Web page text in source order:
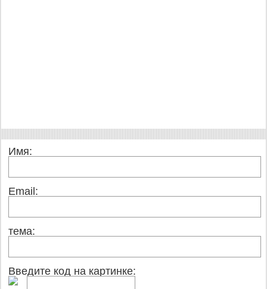
Имя:
Email:
тема:
Введите код на картинке: